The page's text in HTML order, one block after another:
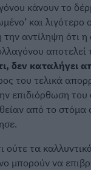
κάνουν το
και
την αντίληψη ότι
αποτελεί
δεν καταλήγει
του τελικά
επιδιόρθωση
από το
ούτε τα
μπορούν να